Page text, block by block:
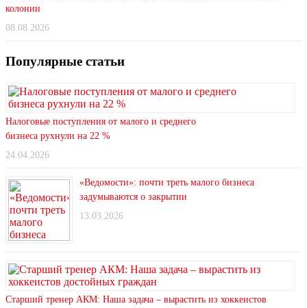
колонии
08.08.2026
Популярные статьи
Налоговые поступления от малого и среднего
бизнеса рухнули на 22 %
24.04.2026
«Ведомости»: почти треть малого бизнеса
задумываются о закрытии
13.03.2026
Старший тренер АКМ: Наша задача – вырастить из хоккеистов